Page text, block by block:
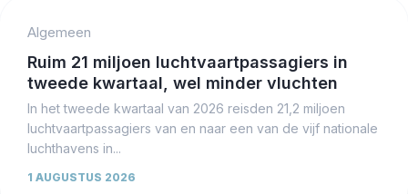
Algemeen
Ruim 21 miljoen luchtvaartpassagiers in
tweede kwartaal, wel minder vluchten
In het tweede kwartaal van 2026 reisden 21,2 miljoen
luchtvaartpassagiers van en naar een van de vijf nationale
luchthavens in...
1 AUGUSTUS 2026